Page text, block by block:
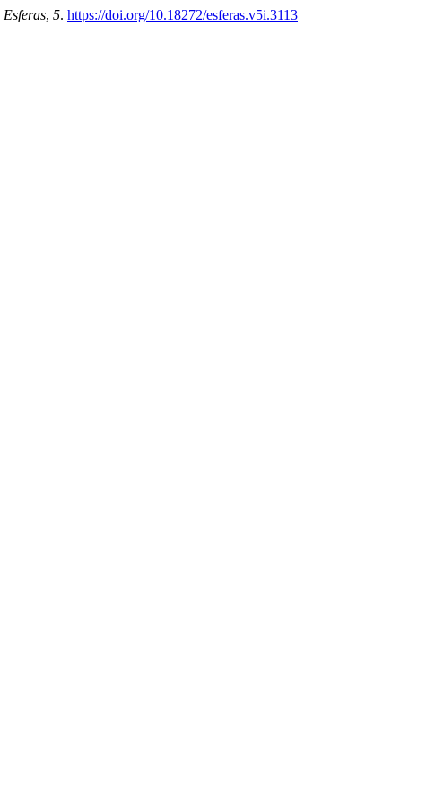
Esferas, 5. https://doi.org/10.18272/esferas.v5i.3113